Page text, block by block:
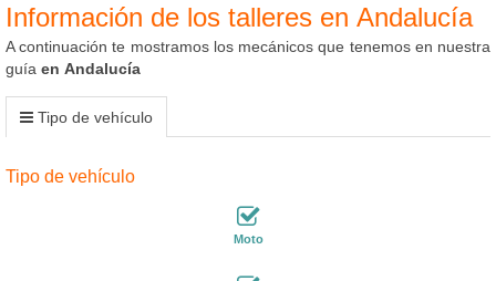
Información de los talleres en Andalucía
A continuación te mostramos los mecánicos que tenemos en nuestra
guía en Andalucía
Tipo de vehículo
Tipo de vehículo
Moto